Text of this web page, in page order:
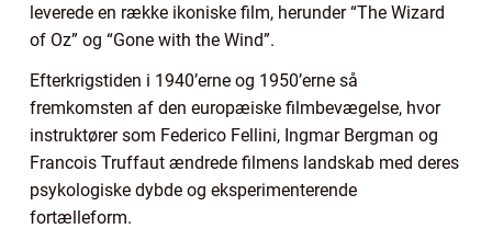
leverede en række ikoniske film, herunder “The Wizard
of Oz” og “Gone with the Wind”.
Efterkrigstiden i 1940’erne og 1950’erne så
fremkomsten af den europæiske filmbevægelse, hvor
instruktører som Federico Fellini, Ingmar Bergman og
Francois Truffaut ændrede filmens landskab med deres
psykologiske dybde og eksperimenterende
fortælleform.